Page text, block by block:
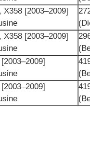
X358 [2003–2009]
X358 [2003–2009]